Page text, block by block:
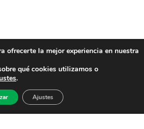
ofrecerte la mejor experiencia en nuestra
qué cookies utilizamos o
.
Ajustes